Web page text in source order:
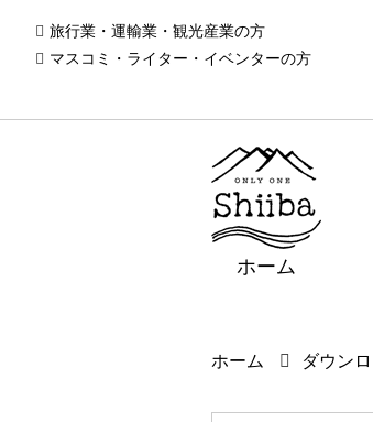
旅行業・運輸業・観光産業の方
マスコミ・ライター・イベンターの方
ホーム
ホーム ダウン